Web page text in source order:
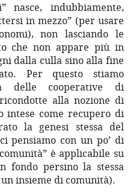
indubbiamente,
in mezzo” (per usare
non lasciando le
che non appare più in
dalla culla sino alla fine
Per questo stiamo
delle cooperative di
alla nozione di
intese come recupero di
la genesi stessa del
pensiamo con un po’ di
è applicabile su
fondo persino la stessa
insieme di comunità).